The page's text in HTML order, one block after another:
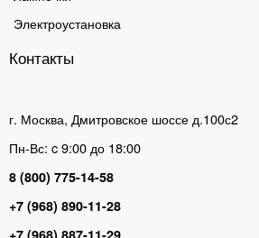
Электроустановка
Контакты
г. Москва, Дмитровское шоссе д.100с2
Пн-Вс: c 9:00 до 18:00
8 (800) 775-14-58
+7 (968) 890-11-28